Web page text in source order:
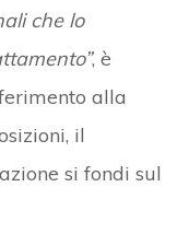
che lo
, è
alla
il
si fondi sul